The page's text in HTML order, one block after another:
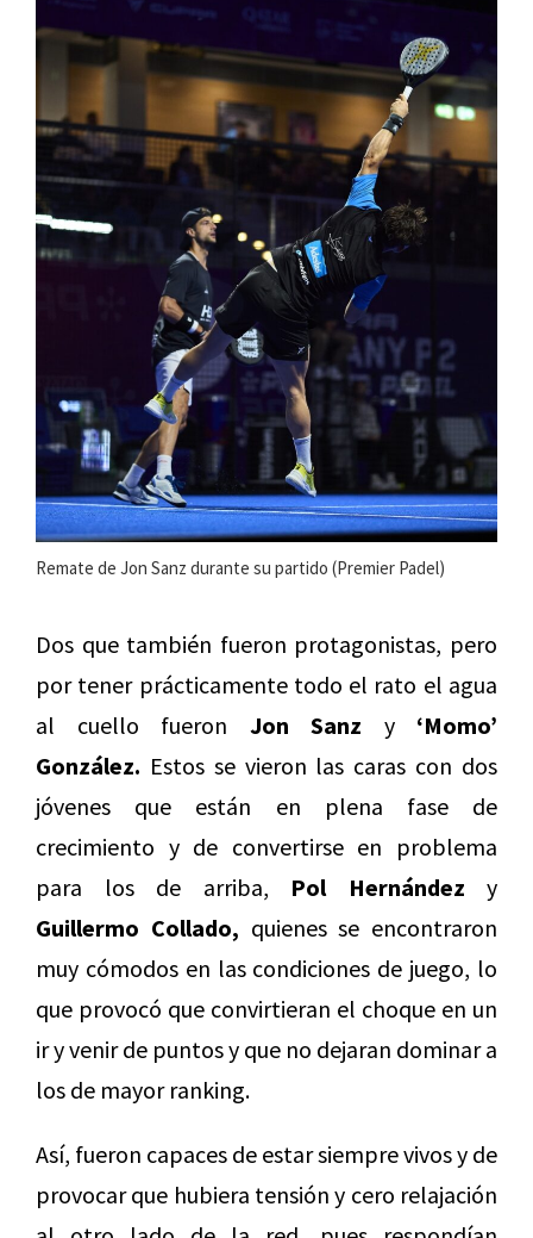
Remate de Jon Sanz durante su partido (Premier Padel)
Dos que también fueron protagonistas, pero
por tener prácticamente todo el rato el agua
al cuello fueron Jon Sanz y ‘Momo’
González. Estos se vieron las caras con dos
jóvenes que están en plena fase de
crecimiento y de convertirse en problema
para los de arriba, Pol Hernández y
Guillermo Collado, quienes se encontraron
muy cómodos en las condiciones de juego, lo
que provocó que convirtieran el choque en un
ir y venir de puntos y que no dejaran dominar a
los de mayor ranking.
Así, fueron capaces de estar siempre vivos y de
provocar que hubiera tensión y cero relajación